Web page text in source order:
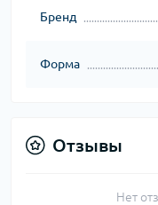
Бренд
Форма
Отзывы
Нет